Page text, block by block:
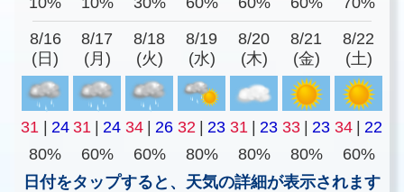
8/16
(日)
8/17
(月)
8/18
(火)
8/19
(水)
8/20
(木)
8/21
(金)
8/22
(土)
31 24 31 24 34 26 32 23 31 23 33 23 34
22
80%
60% 60% 80% 80% 80%
60%
日付をタップすると、天気の詳細が表示されます